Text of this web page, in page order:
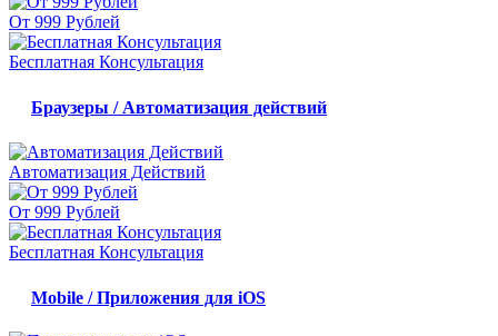
От 999 Рублей
Бесплатная Консультация
Браузеры / Автоматизация действий
Автоматизация Действий
От 999 Рублей
Бесплатная Консультация
Mobile / Приложения для iOS